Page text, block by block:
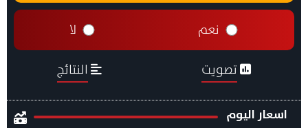
نعم لا
تصويت النتائج
اسعار اليوم